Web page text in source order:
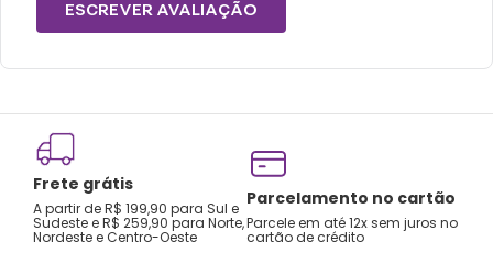
ESCREVER AVALIAÇÃO
Frete grátis
A partir de R$ 199,90 para Sul e
Sudeste e R$ 259,90 para Norte,
Nordeste e Centro-Oeste
Parcelamento no cartão
Parcele em até 12x sem juros no
cartão de crédito